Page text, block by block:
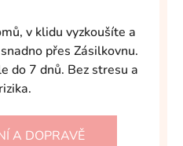
v klidu vyzkoušíte a
přes Zásilkovnu.
do 7 dnů. Bez stresu a
A DOPRAVĚ